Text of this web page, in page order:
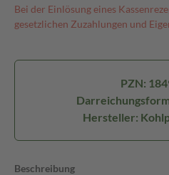
Bei der Einlösung eines
gesetzlichen Zuzahlungen und
PZN:
Hersteller:
Beschreibung